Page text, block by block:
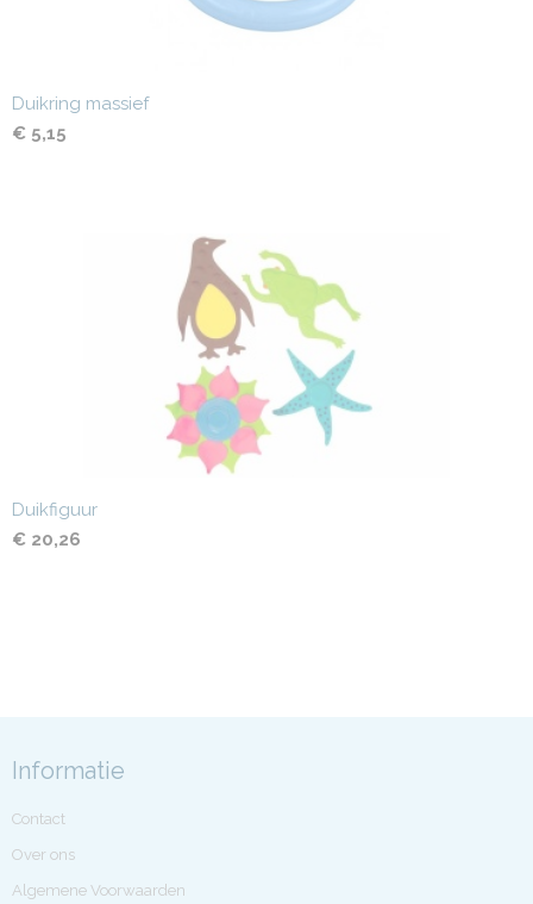
Duikring massief
€ 5,15
Duikfiguur
€ 20,26
Informatie
Contact
Over ons
Algemene Voorwaarden